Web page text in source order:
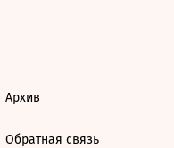
Архив
Обратная связь